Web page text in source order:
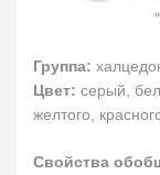
Группа:
Цвет: серый,
желтого,
Свойства